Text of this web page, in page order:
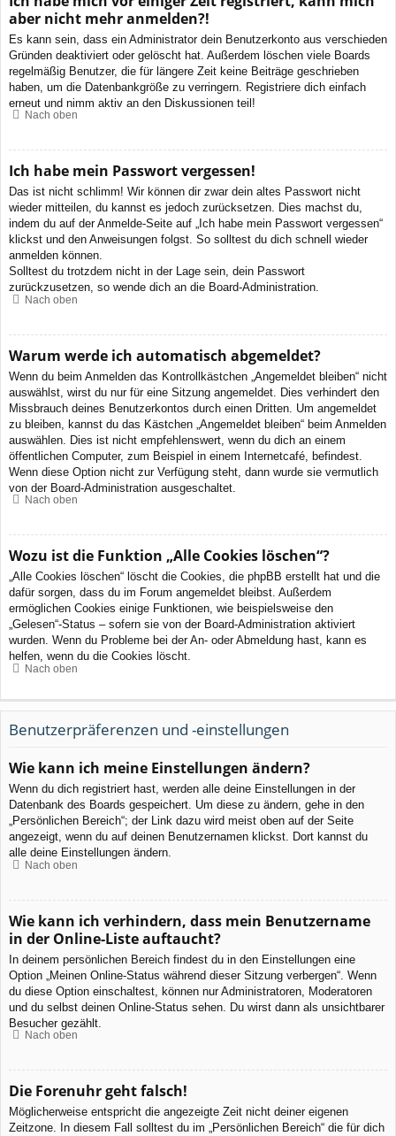
aber nicht mehr anmelden?!
Es kann sein, dass ein Administrator dein Benutzerkonto aus verschieden
Gründen deaktiviert oder gelöscht hat. Außerdem löschen viele Boards
regelmäßig Benutzer, die für längere Zeit keine Beiträge geschrieben
haben, um die Datenbankgröße zu verringern. Registriere dich einfach
erneut und nimm aktiv an den Diskussionen teil!
Nach oben
Ich habe mein Passwort vergessen!
Das ist nicht schlimm! Wir können dir zwar dein altes Passwort nicht
wieder mitteilen, du kannst es jedoch zurücksetzen. Dies machst du,
indem du auf der Anmelde-Seite auf „Ich habe mein Passwort vergessen“
klickst und den Anweisungen folgst. So solltest du dich schnell wieder
anmelden können.
Solltest du trotzdem nicht in der Lage sein, dein Passwort
zurückzusetzen, so wende dich an die Board-Administration.
Nach oben
Warum werde ich automatisch abgemeldet?
Wenn du beim Anmelden das Kontrollkästchen „Angemeldet bleiben“ nicht
auswählst, wirst du nur für eine Sitzung angemeldet. Dies verhindert den
Missbrauch deines Benutzerkontos durch einen Dritten. Um angemeldet
zu bleiben, kannst du das Kästchen „Angemeldet bleiben“ beim Anmelden
auswählen. Dies ist nicht empfehlenswert, wenn du dich an einem
öffentlichen Computer, zum Beispiel in einem Internetcafé, befindest.
Wenn diese Option nicht zur Verfügung steht, dann wurde sie vermutlich
von der Board-Administration ausgeschaltet.
Nach oben
Wozu ist die Funktion „Alle Cookies löschen“?
„Alle Cookies löschen“ löscht die Cookies, die phpBB erstellt hat und die
dafür sorgen, dass du im Forum angemeldet bleibst. Außerdem
ermöglichen Cookies einige Funktionen, wie beispielsweise den
„Gelesen“-Status – sofern sie von der Board-Administration aktiviert
wurden. Wenn du Probleme bei der An- oder Abmeldung hast, kann es
helfen, wenn du die Cookies löscht.
Nach oben
Benutzerpräferenzen und -einstellungen
Wie kann ich meine Einstellungen ändern?
Wenn du dich registriert hast, werden alle deine Einstellungen in der
Datenbank des Boards gespeichert. Um diese zu ändern, gehe in den
„Persönlichen Bereich“; der Link dazu wird meist oben auf der Seite
angezeigt, wenn du auf deinen Benutzernamen klickst. Dort kannst du
alle deine Einstellungen ändern.
Nach oben
Wie kann ich verhindern, dass mein Benutzername
in der Online-Liste auftaucht?
In deinem persönlichen Bereich findest du in den Einstellungen eine
Option „Meinen Online-Status während dieser Sitzung verbergen“. Wenn
du diese Option einschaltest, können nur Administratoren, Moderatoren
und du selbst deinen Online-Status sehen. Du wirst dann als unsichtbarer
Besucher gezählt.
Nach oben
Die Forenuhr geht falsch!
Möglicherweise entspricht die angezeigte Zeit nicht deiner eigenen
Zeitzone. In diesem Fall solltest du im „Persönlichen Bereich“ die für dich